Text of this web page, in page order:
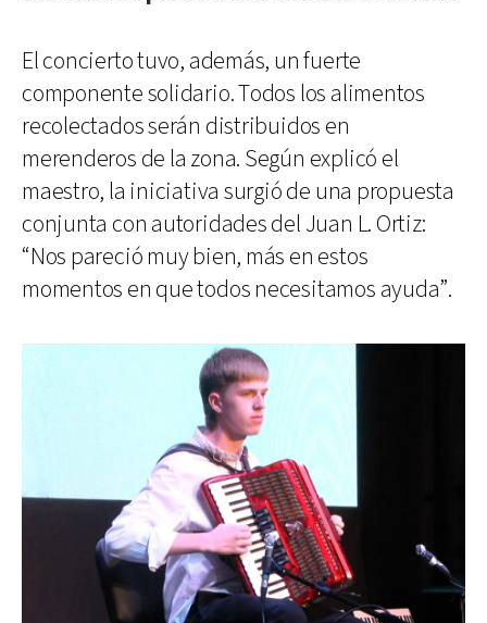
El concierto tuvo, además, un fuerte
componente solidario. Todos los alimentos
recolectados serán distribuidos en
merenderos de la zona. Según explicó el
maestro, la iniciativa surgió de una propuesta
conjunta con autoridades del Juan L. Ortiz:
“Nos pareció muy bien, más en estos
momentos en que todos necesitamos ayuda”.